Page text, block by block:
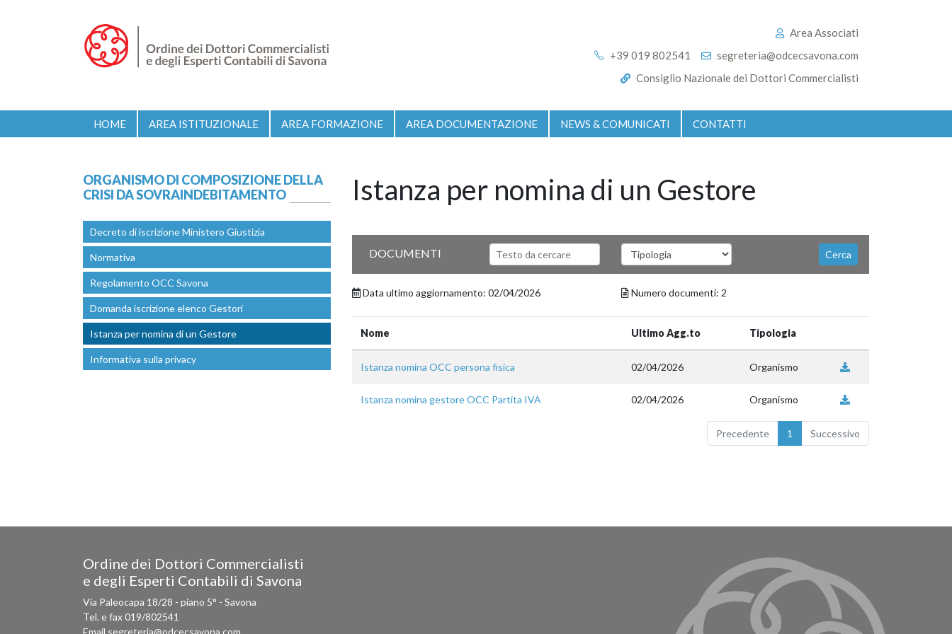
Area Associati
+39 019 802541
segreteria@odcecsavona.com
Consiglio Nazionale dei Dottori Commercialisti
HOME AREA ISTITUZIONALE AREA FORMAZIONE AREA DOCUMENTAZIONE NEWS & COMUNICATI CONTATTI
ORGANISMO DI COMPOSIZIONE DELLA
CRISI DA SOVRAINDEBITAMENTO
Decreto di iscrizione Ministero Giustizia
Normativa
Regolamento OCC Savona
Domanda iscrizione elenco Gestori
Istanza per nomina di un Gestore
Informativa sulla privacy
Istanza per nomina di un Gestore
DOCUMENTI Testo da cercare Selezionare la tipologia Cerca
Data ultimo aggiornamento: 02/04/2026 Numero documenti: 2
Nome Ultimo Agg.to Tipologia
Istanza nomina OCC persona fisica 02/04/2026 Organismo
Istanza nomina gestore OCC Partita IVA 02/04/2026 Organismo
Precedente 1 Successivo
Ordine dei Dottori Commercialisti
e degli Esperti Contabili di Savona
Via Paleocapa 18/28 - piano 5° - Savona
Tel. e fax 019/802541
Email segreteria@odcecsavona.com